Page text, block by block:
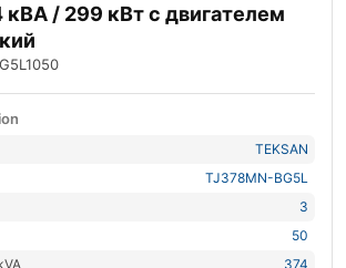
кВА / 299 кВт с двигателем
TEKSAN
TJ378MN-BG5L
3
50
374